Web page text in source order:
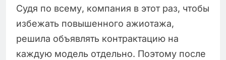
Судя по всему, компания в этот раз, чтобы
избежать повышенного ажиотажа,
решила объявлять контрактацию на
каждую модель отдельно. Поэтому после